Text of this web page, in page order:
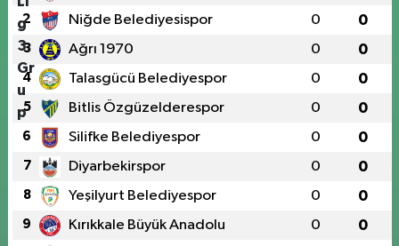
2 Niğde Belediyesispor 0 0
3 Ağrı 1970 0 0
4 Talasgücü Belediyespor 0 0
5 Bitlis Özgüzelderespor 0 0
6 Silifke Belediyespor 0 0
7 Diyarbekirspor 0 0
8 Yeşilyurt Belediyespor 0 0
9 Kırıkkale Büyük Anadolu 0 0